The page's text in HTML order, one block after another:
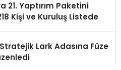
21. Yaptırım Paketini
Kişi ve Kuruluş Listede
Lark Adasına Füze